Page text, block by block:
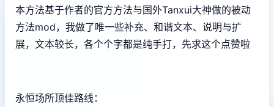
本方法基于作者的官方方法与国外Tanxui大神做的被动
方法mod，我做了唯一些补充、和谐文本、说明与扩
展，文本较长，各个个字都是纯手打，先求这个点赞啦
永恒场所顶佳路线：